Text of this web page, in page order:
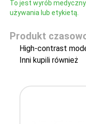
To jest wyrób
używania lub etykietą.
Produkt
High-contrast
Inni kupili również